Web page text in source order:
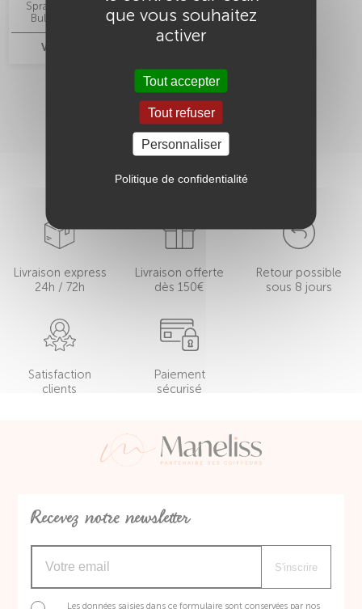
Spray démêlant Les Sh'tites
Bulles - ASH Professional
VOIR CE PRODUIT
Nos garanties
Livraison express
24h / 72h
Livraison offerte
dès 150€
Retour possible
sous 8 jours
Satisfaction
clients
Paiement
sécurisé
Recevez notre newsletter
S'inscrire
Les données saisies dans ce formulaire sont conservées par nos
que vous souhaitez
activer
Tout accepter
Tout refuser
Personnaliser
Politique de confidentialité